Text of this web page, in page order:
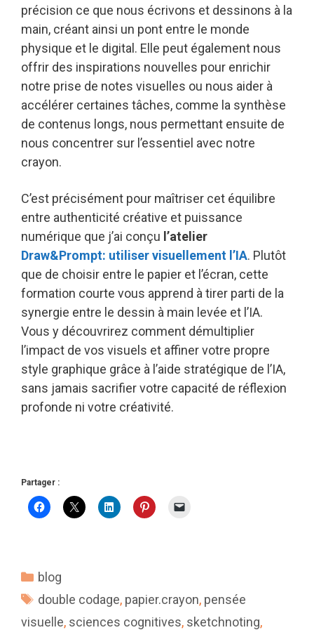
précision ce que nous écrivons et dessinons à la
main, créant ainsi un pont entre le monde
physique et le digital. Elle peut également nous
offrir des inspirations nouvelles pour enrichir
notre prise de notes visuelles ou nous aider à
accélérer certaines tâches, comme la synthèse
de contenus longs, nous permettant ensuite de
nous concentrer sur l’essentiel avec notre
crayon.
C’est précisément pour maîtriser cet équilibre
entre authenticité créative et puissance
numérique que j’ai conçu l’atelier
Draw&Prompt: utiliser visuellement l’IA. Plutôt
que de choisir entre le papier et l’écran, cette
formation courte vous apprend à tirer parti de la
synergie entre le dessin à main levée et l’IA.
Vous y découvrirez comment démultiplier
l’impact de vos visuels et affiner votre propre
style graphique grâce à l’aide stratégique de l’IA,
sans jamais sacrifier votre capacité de réflexion
profonde ni votre créativité.
Partager :
Catégories
blog
Étiquettes
double codage, papier.crayon, pensée
visuelle, sciences cognitives, sketchnoting,